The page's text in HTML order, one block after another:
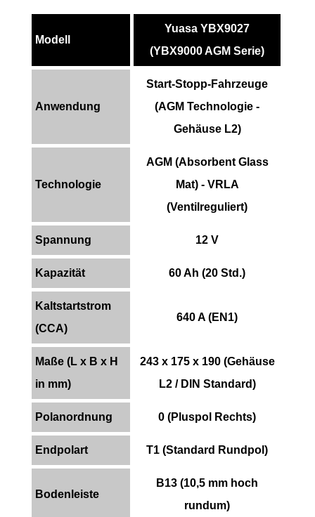
Modell
Yuasa YBX9027
(YBX9000 AGM Serie)
Anwendung
Start-Stopp-Fahrzeuge
(AGM Technologie -
Gehäuse L2)
Technologie
AGM (Absorbent Glass
Mat) - VRLA
(Ventilreguliert)
Spannung 12 V
Kapazität 60 Ah (20 Std.)
Kaltstartstrom
(CCA)
640 A (EN1)
Maße (L x B x H
in mm)
243 x 175 x 190 (Gehäuse
L2 / DIN Standard)
Polanordnung 0 (Pluspol Rechts)
Endpolart T1 (Standard Rundpol)
Bodenleiste
B13 (10,5 mm hoch
rundum)